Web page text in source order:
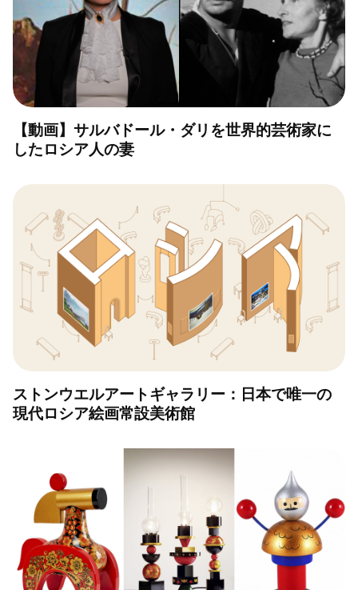
【動画】サルバドール・ダリを世界的芸術家に
したロシア人の妻
ストンウエルアートギャラリー：日本で唯一の
現代ロシア絵画常設美術館